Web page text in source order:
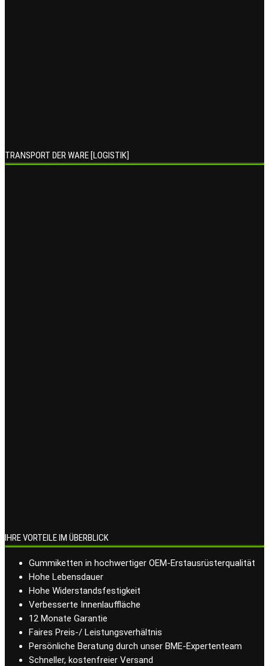
TRANSPORT DER WARE [LOGISTIK]
IHRE VORTEILE IM ÜBERBLICK
Gummiketten in hochwertiger OEM-Erstausrüsterqualität
Hohe Lebensdauer
Hohe Widerstandsfestigkeit
Verbesserte Innenlauffläche
12 Monate Garantie
Faires Preis-/ Leistungsverhältnis
Persönliche Beratung durch unser BME-Expertenteam
Schneller, kostenfreier Versand